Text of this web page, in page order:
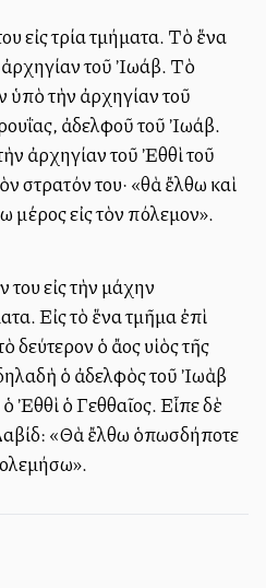
εἰς τρία τμήματα. Τὸ ἕνα
ἀρχηγίαν τοῦ Ἰωάβ. Τὸ
ὑπὸ τὴν ἀρχηγίαν τοῦ
ἀδελφοῦ τοῦ Ἰωάβ.
ἀρχηγίαν τοῦ Ἐθθὶ τοῦ
στρατόν του· «θὰ ἔλθω καὶ
μέρος εἰς τὸν πόλεμον».
του εἰς τὴν μάχην
Εἰς τὸ ἕνα τμῆμα ἐπὶ
ὁ ἄλλος υἱὸς τῆς
ὁ ἀδελφὸς τοῦ Ἰωὰβ
Ἐθθὶ ὁ Γεθθαῖος. Εἶπε δὲ
«Θὰ ἔλθω ὁπωσδήποτε